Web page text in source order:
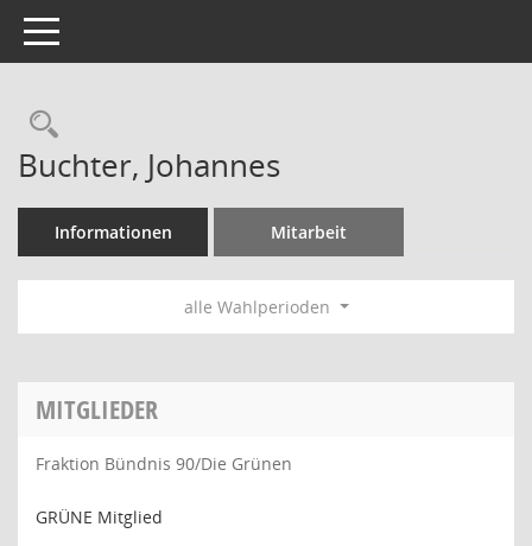
Toggle navigation
Rechercheauswahl
Buchter, Johannes
Informationen Mitarbeit
alle Wahlperioden
MITGLIEDER
Fraktion Bündnis 90/Die Grünen
GRÜNE Mitglied